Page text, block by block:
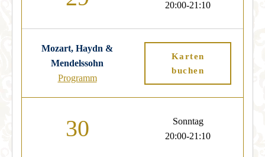
20:00-21:10
Mozart, Haydn &
Mendelssohn
Programm
Karten
buchen
30
Sonntag
20:00-21:10